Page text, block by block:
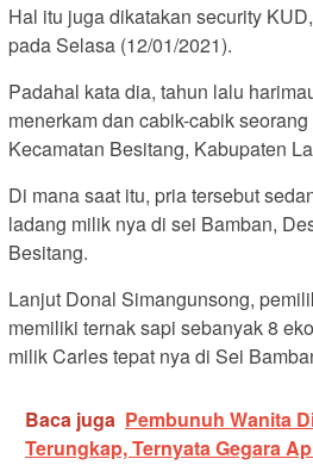
Hal itu juga dikatakan security
pada Selasa (12/01/2021).
Padahal kata dia, tahun lalu
menerkam dan cabik-cabik
Kecamatan Besitang, Kabupaten
Di mana saat itu, pria tersebut
ladang milik nya di sei Bamban,
Besitang.
Lanjut Donal Simangunsong,
memiliki ternak sapi sebanyak 8
milik Carles tepat nya di Sei
Baca juga Pembunuh Wanita
Terungkap, Ternyata Gegara